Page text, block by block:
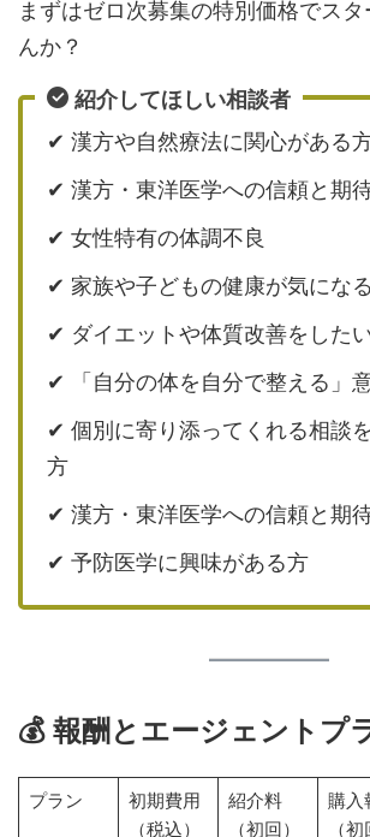
まずはゼロ次募集の特別価格でス
んか？
紹介してほしい相談者
✔ 漢方や自然療法に関心がある
✔ 漢方・東洋医学への信頼と期
✔ 女性特有の体調不良
✔ 家族や子どもの健康が気にな
✔ ダイエットや体質改善をした
✔ 「自分の体を自分で整える」
✔ 個別に寄り添ってくれる相談
方
✔ 漢方・東洋医学への信頼と期
✔ 予防医学に興味がある方
💰 報酬とエージェントプ
プラン
初期費用
（税込）
紹介料
（初回）
購入
（初